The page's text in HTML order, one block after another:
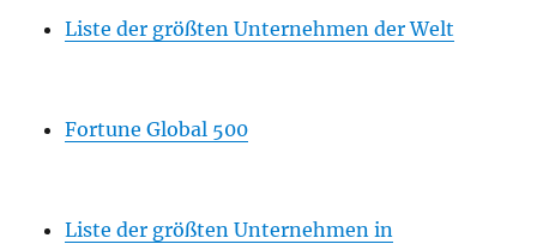
Liste der größten Unternehmen der Welt
Fortune Global 500
Liste der größten Unternehmen in